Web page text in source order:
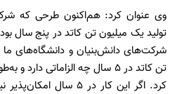
وی عنوان کرد: هم‌اکنون طرحی که
تولید یک میلیون تن کاتد در پنج
شرکت‌های دانش‌بنیان و دانشگاه‌های ما
تن کاتد در 5 سال چه الزاماتی
کرد. اگر این کار در 5